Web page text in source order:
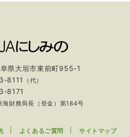
県大垣市東前町955-1
8111 （代）
8171
財務局長（登金）第184号
よくあるご質問 サイトマップ